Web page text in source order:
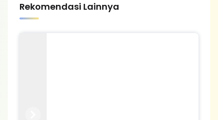
Rekomendasi Lainnya